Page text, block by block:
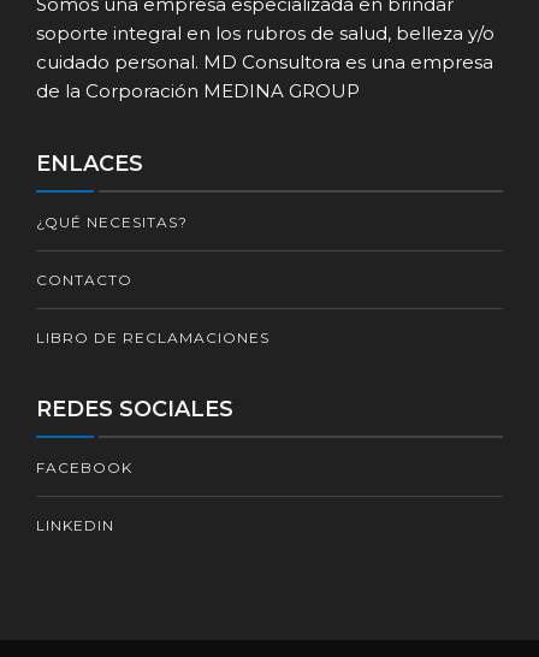
soporte integral en los rubros de salud, belleza y/o
cuidado personal. MD Consultora es una empresa
de la Corporación MEDINA GROUP
ENLACES
¿QUÉ NECESITAS?
CONTACTO
LIBRO DE RECLAMACIONES
REDES SOCIALES
FACEBOOK
LINKEDIN